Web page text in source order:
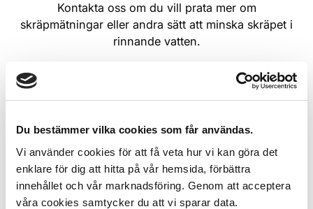
Du bestämmer vilka cookies som får användas.
Vi använder cookies för att få veta hur vi kan göra det
enklare för dig att hitta på vår hemsida, förbättra
innehållet och vår marknadsföring. Genom att acceptera
våra cookies samtycker du att vi sparar data.
Kontakta oss om du vill prata mer om
skräpmätningar eller andra sätt att minska skräpet i
rinnande vatten.